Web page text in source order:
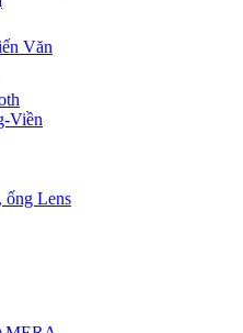
Viền
ống Lens